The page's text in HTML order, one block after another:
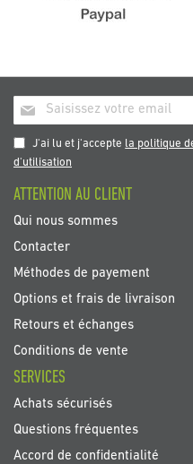
Inscription
à
notre
newsletter
J'ai lu et j'accepte la politique
d'utilisation
ATTENTION AU CLIENT
Qui nous sommes
Contacter
Méthodes de payement
Options et frais de livraison
Retours et échanges
Conditions de vente
SERVICES
Achats sécurisés
Questions fréquentes
Accord de confidentialité